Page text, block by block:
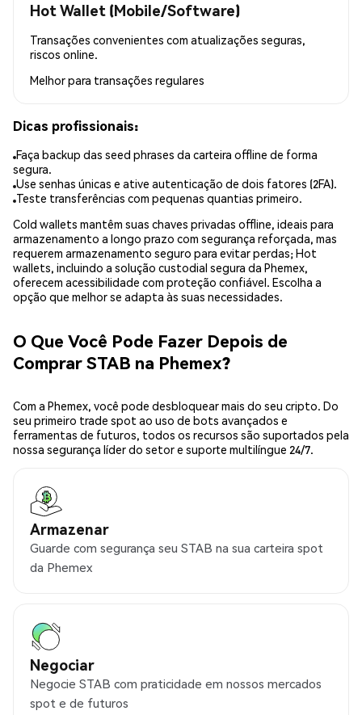
Hot Wallet (Mobile/Software)
Transações convenientes com atualizações seguras,
riscos online.
Melhor para transações regulares
Dicas profissionais:
Faça backup das seed phrases da carteira offline de forma
segura.
Use senhas únicas e ative autenticação de dois fatores (2FA).
Teste transferências com pequenas quantias primeiro.
Cold wallets mantêm suas chaves privadas offline, ideais para
armazenamento a longo prazo com segurança reforçada, mas
requerem armazenamento seguro para evitar perdas; Hot
wallets, incluindo a solução custodial segura da Phemex,
oferecem acessibilidade com proteção confiável. Escolha a
opção que melhor se adapta às suas necessidades.
O Que Você Pode Fazer Depois de
Comprar STAB na Phemex?
Com a Phemex, você pode desbloquear mais do seu cripto. Do
seu primeiro trade spot ao uso de bots avançados e
ferramentas de futuros, todos os recursos são suportados pela
nossa segurança líder do setor e suporte multilíngue 24/7.
Armazenar
Guarde com segurança seu STAB na sua carteira spot
da Phemex
Negociar
Negocie STAB com praticidade em nossos mercados
spot e de futuros